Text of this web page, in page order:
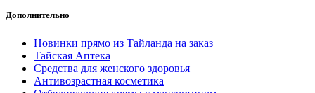
Дополнительно
Новинки прямо из Тайланда на заказ
Тайская Аптека
Средства для женского здоровья
Антивозрастная косметика